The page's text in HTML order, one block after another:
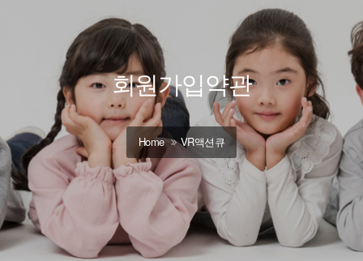
3D PE GAME
자료실
갤러리
ACT 잉글리시
back
ACT 프로그램
ACT Level A
ACT Level B
ACT Level C
ACT Level D
ACT 자료실
ACT 갤러리
LTS 잉글리시
back
LTS 프로그램
LTS 레벨 A
회원가입약관
Home VR액션큐